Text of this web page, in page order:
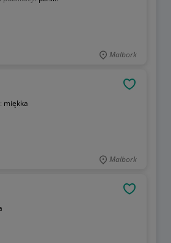
Malbork
miękka
Malbork